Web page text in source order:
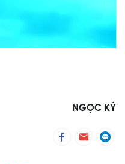
NGỌC KÝ